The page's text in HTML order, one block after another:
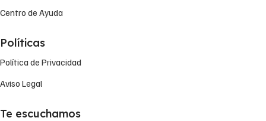
Centro de Ayuda
Políticas
Política de Privacidad
Aviso Legal
Te escuchamos